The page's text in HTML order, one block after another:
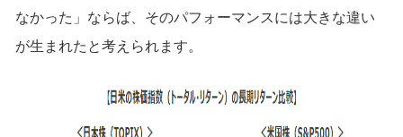
なかった」ならば、そのパフォーマンスには大きな違い
が生まれたと考えられます。